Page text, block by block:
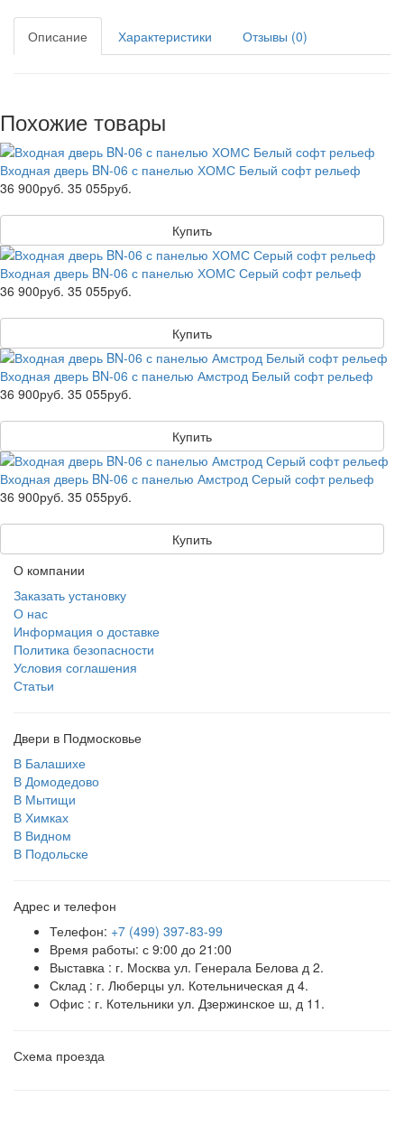
Описание Характеристики Отзывы (0)
Похожие товары
Входная дверь BN-06 с панелью ХОМС Белый софт рельеф
36 900руб. 35 055руб.
Купить
Входная дверь BN-06 с панелью ХОМС Серый софт рельеф
36 900руб. 35 055руб.
Купить
Входная дверь BN-06 с панелью Амстрод Белый софт рельеф
36 900руб. 35 055руб.
Купить
Входная дверь BN-06 с панелью Амстрод Серый софт рельеф
36 900руб. 35 055руб.
Купить
О компании
Заказать установку
О нас
Информация о доставке
Политика безопасности
Условия соглашения
Статьи
Двери в Подмосковье
В Балашихе
В Домодедово
В Мытищи
В Химках
В Видном
В Подольске
Адрес и телефон
Телефон: +7 (499) 397-83-99
Время работы: с 9:00 до 21:00
Выставка : г. Москва ул. Генерала Белова д 2.
Склад : г. Люберцы ул. Котельническая д 4.
Офис : г. Котельники ул. Дзержинское ш, д 11.
Схема проезда